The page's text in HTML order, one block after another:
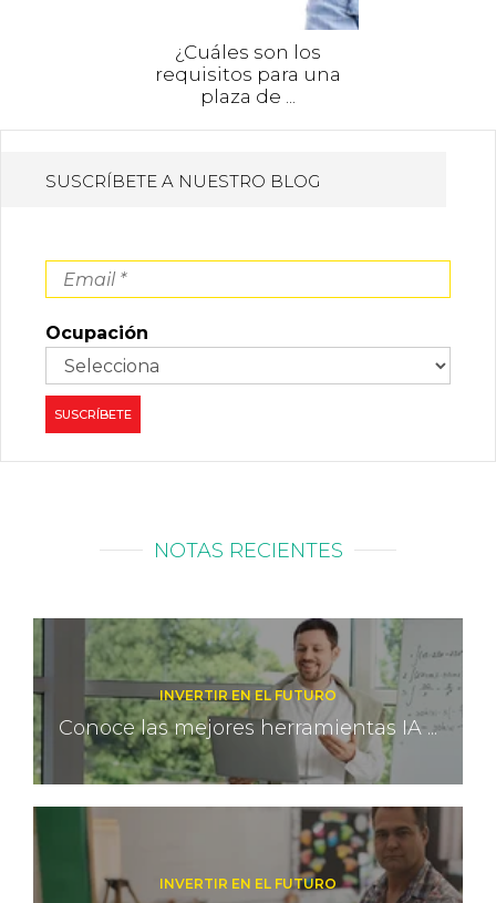
¿Cuáles son los
requisitos para una
plaza de ...
SUSCRÍBETE A NUESTRO BLOG
Ocupación
NOTAS RECIENTES
INVERTIR EN EL FUTURO
Conoce las mejores herramientas IA ...
INVERTIR EN EL FUTURO